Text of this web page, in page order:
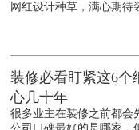
网红设计种草，满心期待
装修必看盯紧这6个
心几十年
很多业主在装修之前都会